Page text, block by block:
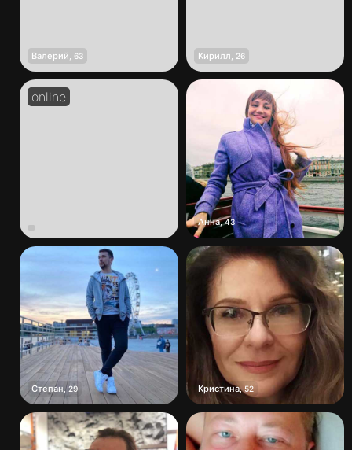
Валерий 63 Кирилл 26
Анна,43
Степан ,29 Кристина,52